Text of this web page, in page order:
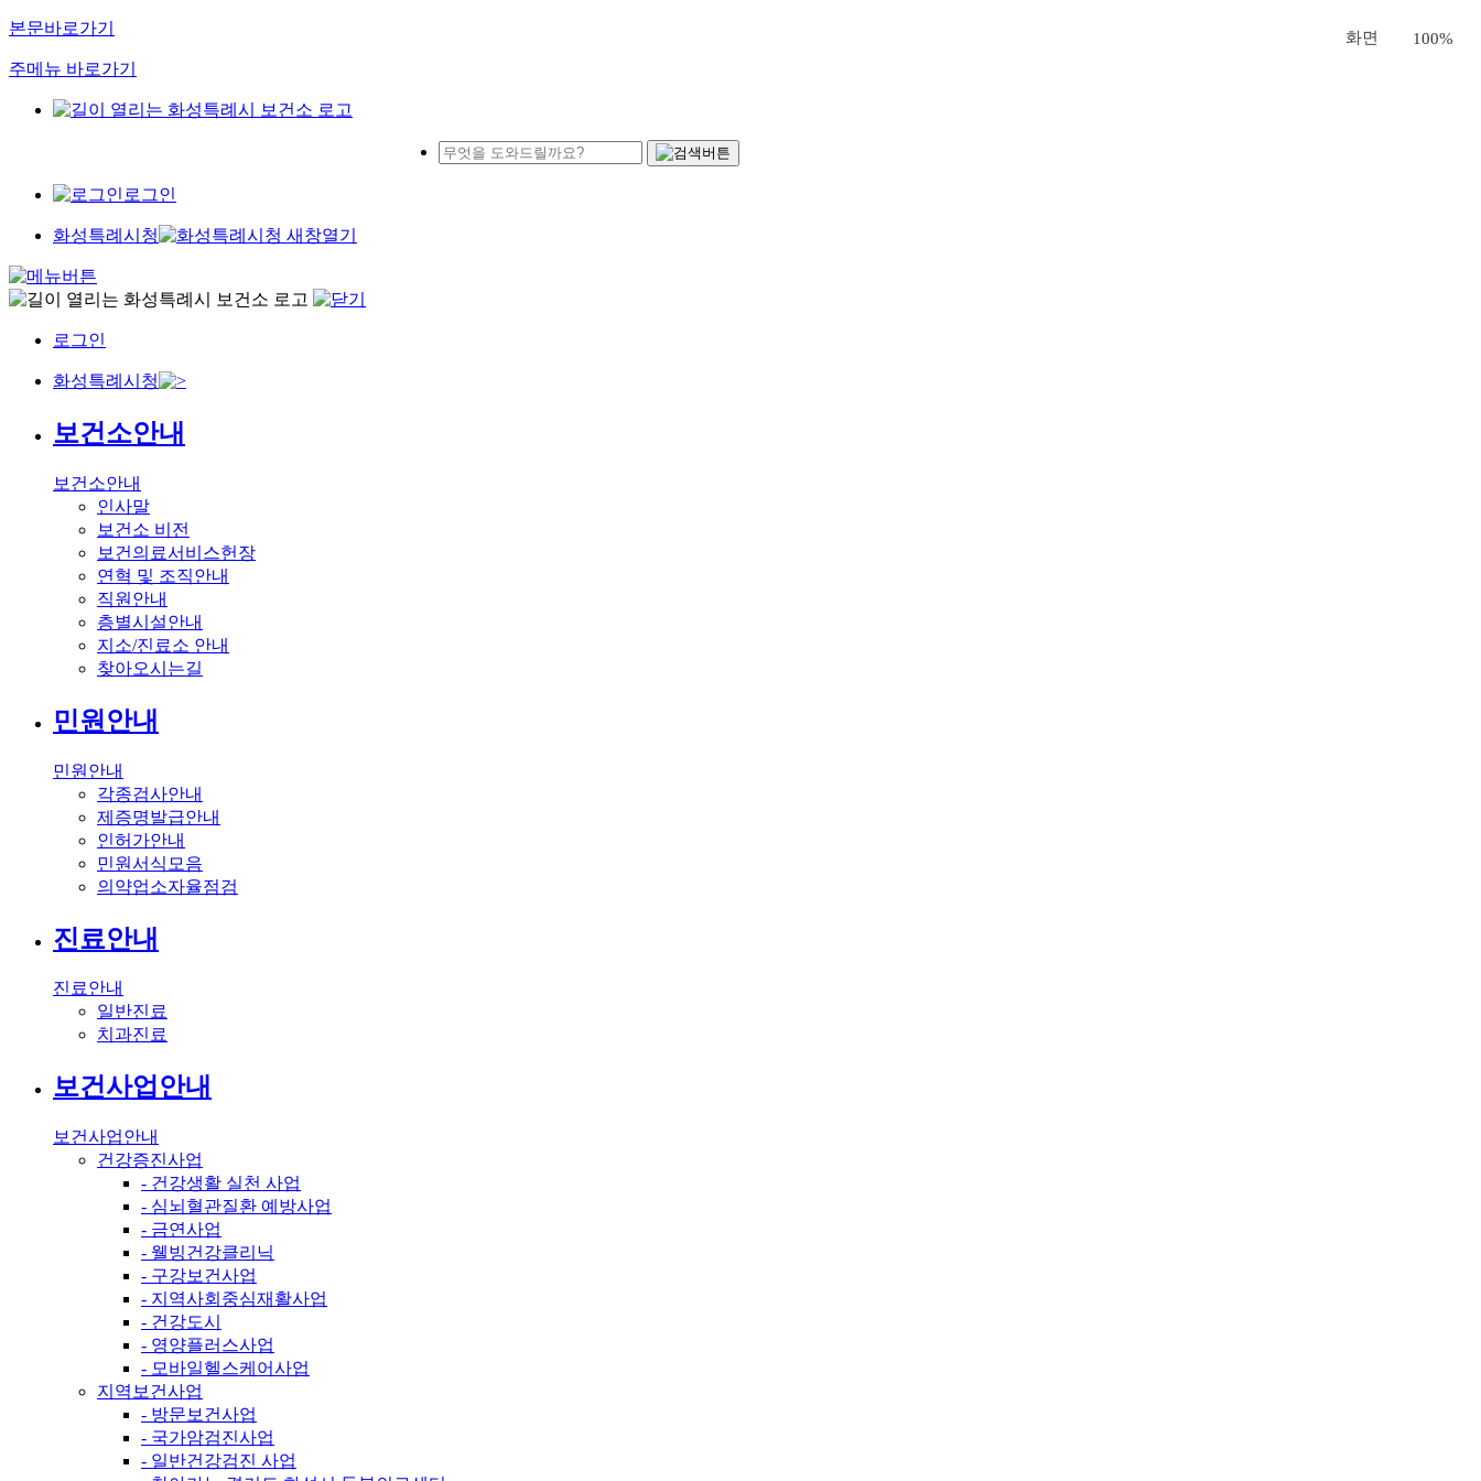
본문바로가기
주메뉴 바로가기
로그인
화성특례시청
화면 100%
로그인
화성특례시청
보건소안내
보건소안내
인사말
보건소 비전
보건의료서비스헌장
연혁 및 조직안내
직원안내
층별시설안내
지소/진료소 안내
찾아오시는길
민원안내
민원안내
각종검사안내
제증명발급안내
인허가안내
민원서식모음
의약업소자율점검
진료안내
진료안내
일반진료
치과진료
보건사업안내
보건사업안내
건강증진사업
- 건강생활 실천 사업
- 심뇌혈관질환 예방사업
- 금연사업
- 웰빙건강클리닉
- 구강보건사업
- 지역사회중심재활사업
- 건강도시
- 영양플러스사업
- 모바일헬스케어사업
지역보건사업
- 방문보건사업
- 국가암검진사업
- 일반건강검진 사업